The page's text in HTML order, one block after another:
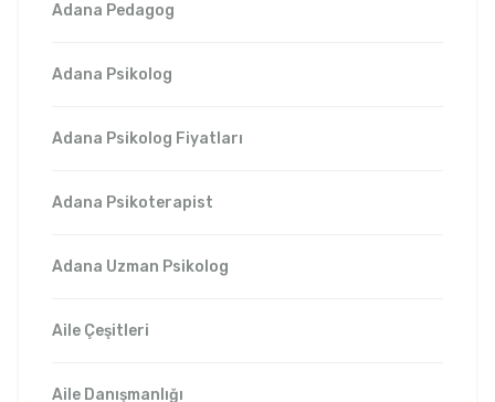
Adana Pedagog
Adana Psikolog
Adana Psikolog Fiyatları
Adana Psikoterapist
Adana Uzman Psikolog
Aile Çeşitleri
Aile Danışmanlığı